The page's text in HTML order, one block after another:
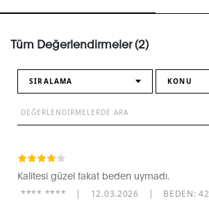
Tüm Değerlendirmeler (2)
SIRALAMA KONU
Kalitesi güzel fakat beden uymadı.
**** **** | 12.03.2026 | BEDEN: 42